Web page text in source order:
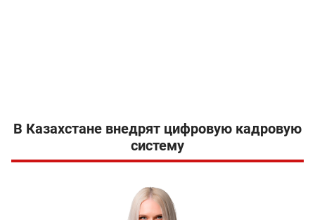
В Казахстане внедрят цифровую кадровую
систему